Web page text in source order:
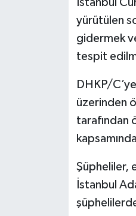
İstanbul
yürütülen
gidermek
tespit
DHKP/
üzerinden
tarafından
Şüpheliler,
İstanbul